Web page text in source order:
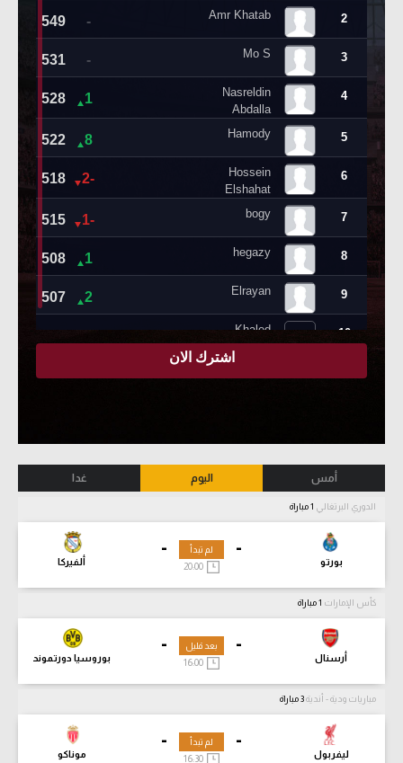
أمس اليوم غدا
الدوري البرتغالي
-
بورتو
-
ألفيركا
لم تبدأ
كأس الإمارات
-
أرسنال
-
بوروسيا دورتموند
بعد قليل
مباريات ودية - أندية
-
ليفربول
-
موناكو
لم تبدأ